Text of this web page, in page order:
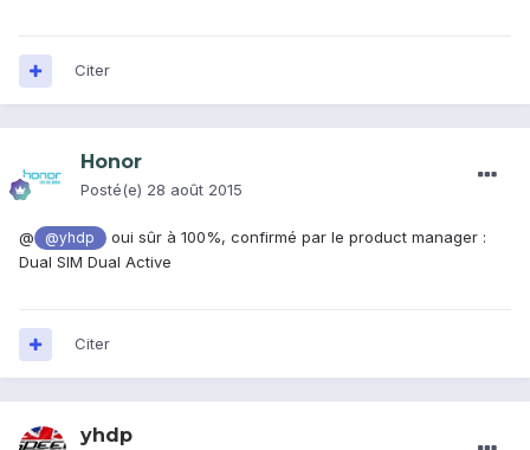
Citer
Honor
Posté(e) 28 août 2015
@ @yhdp
oui sûr à 100%, confirmé par le product manager :
Dual SIM Dual Active
Citer
yhdp